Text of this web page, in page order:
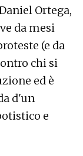
Ortega,
da mesi
(e da
chi si
ed è
d'un
e